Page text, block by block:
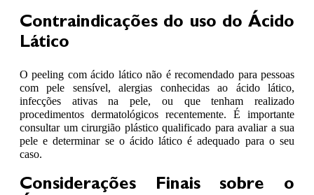
Contraindicações do uso do Ácido
Lático
O peeling com ácido lático não é recomendado para pessoas
com pele sensível, alergias conhecidas ao ácido lático,
infecções ativas na pele, ou que tenham realizado
procedimentos dermatológicos recentemente. É importante
consultar um cirurgião plástico qualificado para avaliar a sua
pele e determinar se o ácido lático é adequado para o seu
caso.
Considerações Finais sobre o